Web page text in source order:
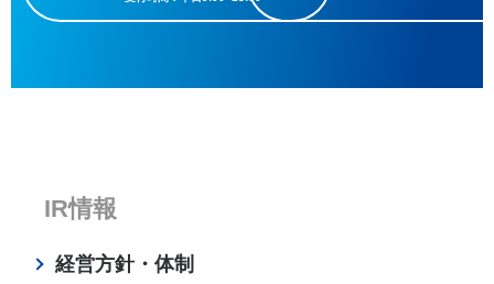
IR情報
経営方針・体制